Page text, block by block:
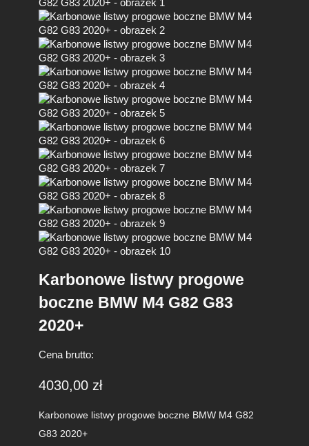
Karbonowe listwy progowe
boczne BMW M4 G82 G83
2020+
Cena brutto:
4030,00 zł
Karbonowe listwy progowe boczne BMW M4 G82
G83 2020+